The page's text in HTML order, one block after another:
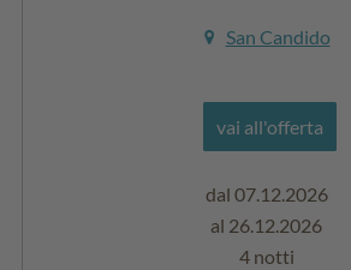
San Candido
vai all'offerta
dal 07.12.2026
al 26.12.2026
4 notti